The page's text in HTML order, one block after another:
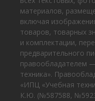
материалов,
включая
товаров, товарных
и комплектации,
предварительного
правообладателем
техника».
«ИПЦ «Учебная
К.Ю. (№587588,